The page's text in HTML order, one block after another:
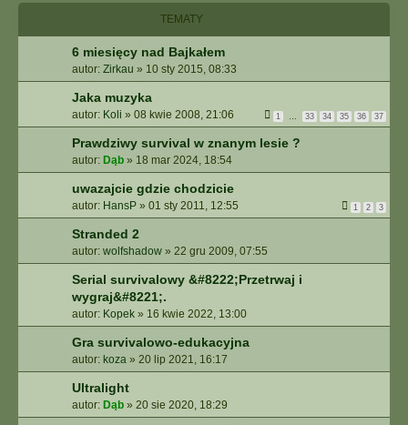
I
Z
A
A
A
N
O
W
A
N
E
TEMATY
6 miesięcy nad Bajkałem
autor: Zirkau » 10 sty 2015, 08:33
Jaka muzyka
autor: Koli » 08 kwie 2008, 21:06 1 33 34 35 36 37
Prawdziwy survival w znanym lesie ?
autor: Dąb » 18 mar 2024, 18:54
uwazajcie gdzie chodzicie
autor: HansP » 01 sty 2011, 12:55 1 2 3
Stranded 2
autor: wolfshadow » 22 gru 2009, 07:55
Serial survivalowy &#8222;Przetrwaj i
wygraj&#8221;.
autor: Kopek » 16 kwie 2022, 13:00
Gra survivalowo-edukacyjna
autor: koza » 20 lip 2021, 16:17
Ultralight
autor: Dąb » 20 sie 2020, 18:29